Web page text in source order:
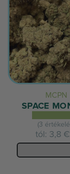
MCPN
SPACE
(3
tól: 3,8